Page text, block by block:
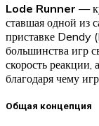
Lode Runner —
ставшая одной из
приставке Dendy
большинства игр
скорость
благодаря чему
Общая концепция